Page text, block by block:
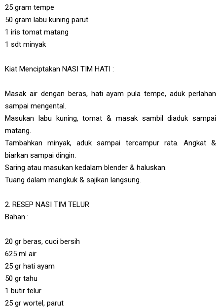
25 gram tempe
50 gram labu kuning parut
1 iris tomat matang
1 sdt minyak
Kiat Menciptakan NASI TIM HATI :
Masak air dengan beras, hati ayam pula tempe, aduk perlahan
sampai mengental.
Masukan labu kuning, tomat & masak sambil diaduk sampai
matang.
Tambahkan minyak, aduk sampai tercampur rata. Angkat &
biarkan sampai dingin.
Saring atau masukan kedalam blender & haluskan.
Tuang dalam mangkuk & sajikan langsung.
2. RESEP NASI TIM TELUR
Bahan :
20 gr beras, cuci bersih
625 ml air
25 gr hati ayam
50 gr tahu
1 butir telur
25 gr wortel, parut